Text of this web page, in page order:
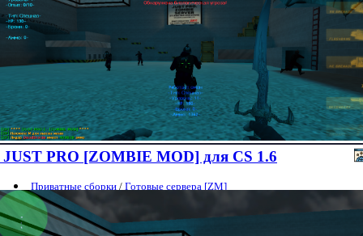
JUST PRO [ZOMBIE MOD] для CS 1.6
Приватные сборки / Готовые сервера [ZM]